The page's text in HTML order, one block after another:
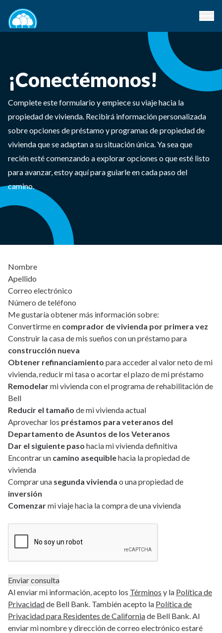
¡Conectémonos!
Complete este formulario y empiece su viaje hacia la
propiedad de vivienda. Recibirá información personalizada
sobre opciones de préstamo y programas de propiedad de
vivienda que se adaptan a su situación única. Ya sea que
recién esté comenzando a explorar opciones o que esté listo
para avanzar, estoy aquí para guiarle en cada paso del
camino.
Nombre
Apellido
Correo electrónico
Número de teléfono
Me gustaría obtener más información sobre:
Convertirme en comprador de vivienda por primera vez
Construir la casa de mis sueños con un préstamo para
construcción nueva
Obtener refinanciamiento para acceder al valor neto de mi
vivienda, reducir mi tasa o acortar el plazo de mi préstamo
Remodelarmi vivienda con el programa de rehabilitación de
Bell
Reducir el tamaño de mi vivienda actual
Aprovechar los préstamos para veteranos del
Departamento de Asuntos de los Veteranos
Dar el siguiente paso hacia mi vivienda definitiva
Encontrar un camino asequiblehacia la propiedad de
vivienda
Comprar una segunda vivienda o una propiedad de
inversión
Comenzarmi viaje hacia la compra de una vivienda
Al enviar mi información, acepto los Términos y la Política de
Privacidadde Bell Bank. También acepto la Política de
Privacidad para Residentes de Californiade Bell Bank. Al
enviar mi nombre y dirección de correo electrónico estaré